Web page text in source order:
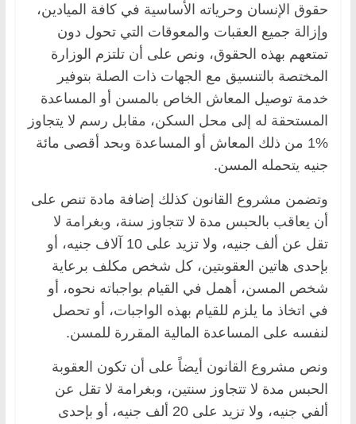
‏حقوق الإنسان وحرياته الأساسية في كافة الميادين،
وإزالة جميع العقبات والمعوقات التي تحول دون
‏تمتعهم بهذه الحقوق، ونص على أن تلتزم الوزارة
المختصة بالتنسيق مع الجهات ذات الصلة بتوفير
‏خدمة توصيل المعاش الخاص بالمسن أو المساعدة
المستحقة له إلى محل السكن، مقابل رسم لا يتجاوز
‏‏1% من ذلك المعاش أو المساعدة وبحد أقصى مائة
جنيه يتحمله المسن.‏
وتضمن مشروع القانون كذلك إضافة مادة تنص على
أن يعاقب بالحبس مدة لا تتجاوز سنة، وبغرامة لا
‏تقل عن ألف جنيه، ولا تزيد على 10 آلاف جنيه، أو
بإحدى هاتين العقوبتين، كل شخص مكلف ‏برعاية
شخص المسن، أهمل في القيام بواجباته نحوه، أو
في اتخاذ ما يلزم للقيام بهذه الواجبات، أو ‏تحصل
لنفسه على المساعدة المالية المقررة للمسن.‏
ونص مشروع القانون أيضاً على أن تكون العقوبة
الحبس مدة لا تتجاوز سنتين، وبغرامة لا تقل عن
‏ألفي جنيه، ولا تزيد على 20 ألف جنيه، أو بإحدى